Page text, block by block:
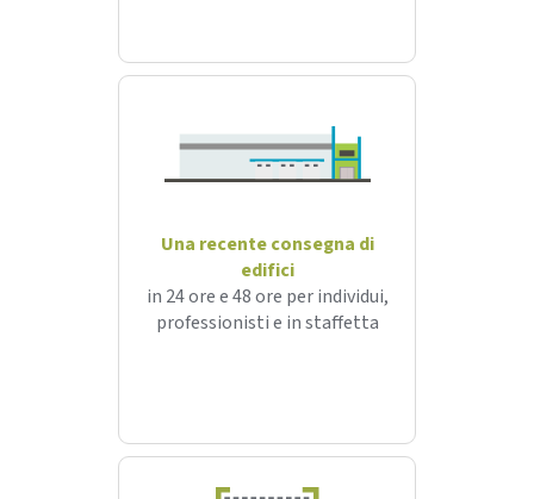
Una recente consegna di
edifici
in 24 ore e 48 ore per individui,
professionisti e in staffetta